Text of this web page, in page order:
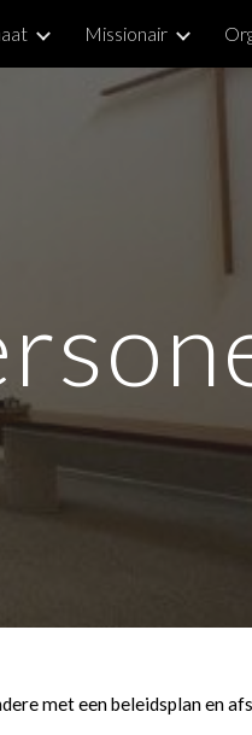
to navigationMissionair
met een beleidsplan en